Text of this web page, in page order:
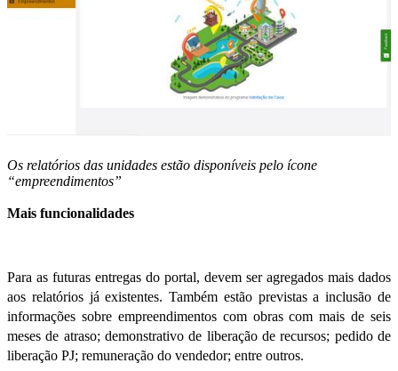
Os relatórios das unidades estão disponíveis pelo ícone
“empreendimentos”
Mais funcionalidades
Para as futuras entregas do portal, devem ser agregados mais dados
aos relatórios já existentes. Também estão previstas a inclusão de
informações sobre empreendimentos com obras com mais de seis
meses de atraso; demonstrativo de liberação de recursos; pedido de
liberação PJ; remuneração do vendedor; entre outros.